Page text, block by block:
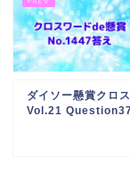
ダイソー懸賞クロ
Vol.21 Question37